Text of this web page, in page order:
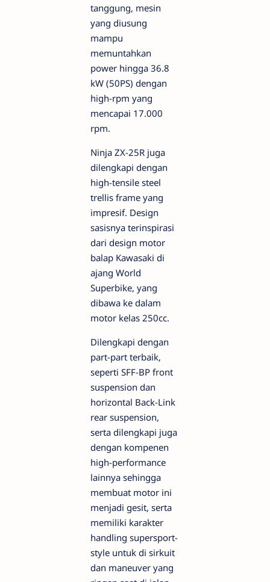
tanggung, mesin
yang diusung
mampu
memuntahkan
power hingga 36.8
kW (50PS) dengan
high-rpm yang
mencapai 17.000
rpm.
Ninja ZX-25R juga
dilengkapi dengan
high-tensile steel
trellis frame yang
impresif. Design
sasisnya terinspirasi
dari design motor
balap Kawasaki di
ajang World
Superbike, yang
dibawa ke dalam
motor kelas 250cc.
Dilengkapi dengan
part-part terbaik,
seperti SFF-BP front
suspension dan
horizontal Back-Link
rear suspension,
serta dilengkapi juga
dengan kompenen
high-performance
lainnya sehingga
membuat motor ini
menjadi gesit, serta
memiliki karakter
handling supersport-
style untuk di sirkuit
dan maneuver yang